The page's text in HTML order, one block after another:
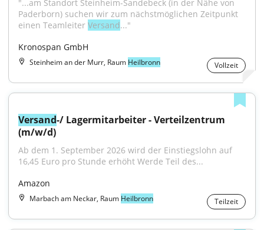
"...am Standort Steinheim-Sandebeck (in der Nähe von
Paderborn) suchen wir zum nächstmöglichen Zeitpunkt
einen Teamleiter Versand..."
Kronospan GmbH
Steinheim an der Murr, Raum Heilbronn Vollzeit
Versand-/ Lagermitarbeiter - Verteilzentrum
(m/w/d)
Ab dem 1. September 2026 wird der Einstiegslohn auf
16,45 Euro pro Stunde erhöht Werde Teil des...
Amazon
Marbach am Neckar, Raum Heilbronn Teilzeit